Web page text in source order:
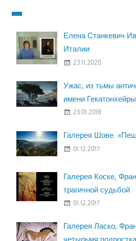
Елена Станкевич
Италии
23.11.2020
Ужас, из тьмы
имени Гекатонхейры
23.01.2018
Галерея Шове.
01.12.2017
Галерея Коске,
трагичной судьбой
01.12.2017
Галерея Ласко,